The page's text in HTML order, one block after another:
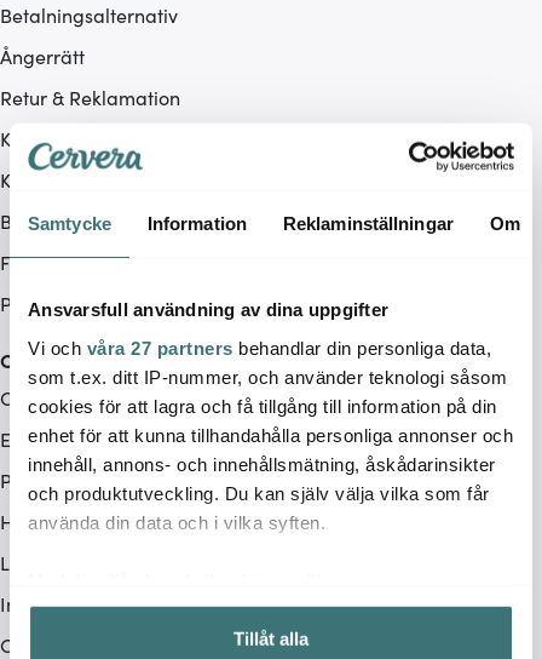
Samtycke Information Reklaminställningar Om
Ansvarsfull användning av dina uppgifter
Vi och våra 27 partners behandlar din personliga data,
som t.ex. ditt IP-nummer, och använder teknologi såsom
cookies för att lagra och få tillgång till information på din
enhet för att kunna tillhandahålla personliga annonser och
innehåll, annons- och innehållsmätning, åskådarinsikter
och produktutveckling. Du kan själv välja vilka som får
använda din data och i vilka syften.
Samla in information om din geografiska plats som
kan ha en noggrannhet på upp till flera meter
Tillåt alla
Betalningsalternativ
Ångerrätt
Retur & Reklamation
Köpvillkor
Kampanjvillkor
BRA DEAL
Företag
Produktåterkallelse
Cervera
Om Cervera
Endast hos oss
Pre Loved
Hållbarhet
Lagerrensning
Integritetspolicy
Cookiepolicy